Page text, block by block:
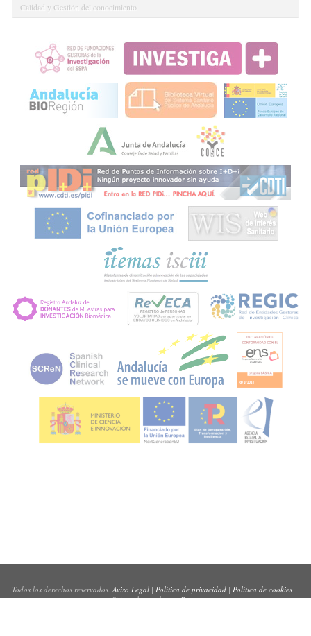
Calidad y Gestión del conocimiento
Todos los derechos reservados.Aviso Legal| Política de privacidad| Política de cookies
Sitio web creado porPynso